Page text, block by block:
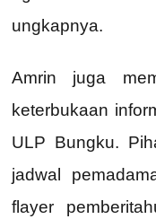
ungkapnya.
Amrin juga
keterbukaan
ULP Bungku.
jadwal
flayer